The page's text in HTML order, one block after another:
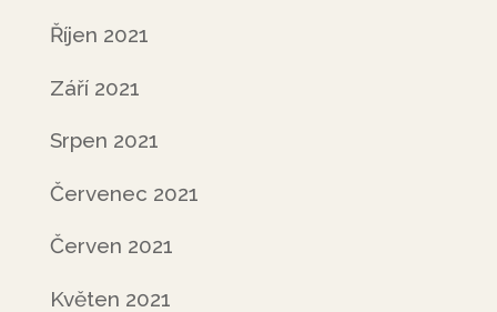
Říjen 2021
Září 2021
Srpen 2021
Červenec 2021
Červen 2021
Květen 2021